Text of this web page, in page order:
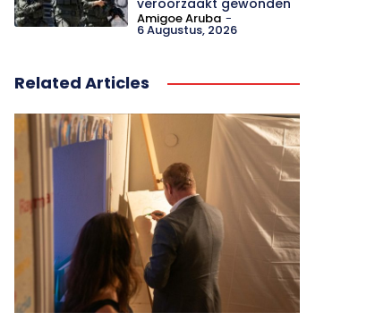
Amigoe Aruba -
6 Augustus, 2026
Related Articles